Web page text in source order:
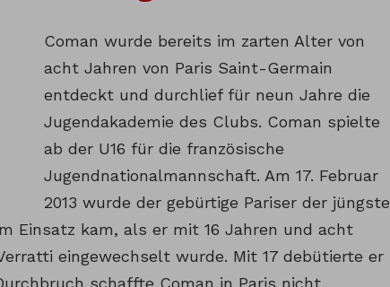
Coman wurde bereits im zarten Alter von
acht Jahren von Paris Saint-Germain
entdeckt und durchlief für neun Jahre die
Jugendakademie des Clubs. Coman spielte
ab der U16 für die französische
Jugendnationalmannschaft. Am 17. Februar
2013 wurde der gebürtige Pariser der jüngste
Einsatz kam, als er mit 16 Jahren und acht
eingewechselt wurde. Mit 17 debütierte er